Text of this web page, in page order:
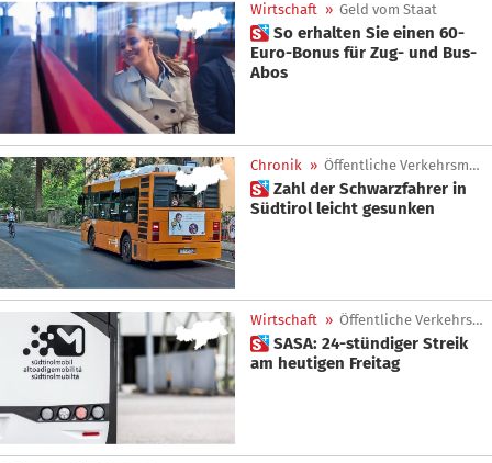
Wirtschaft » Geld vom Staat
 So erhalten Sie einen 60-
Euro-Bonus für Zug- und Bus-
Abos
Chronik » Öffentliche Verkehrsmittel
 Zahl der Schwarzfahrer in
Südtirol leicht gesunken
Wirtschaft » Öffentliche Verkehrsmittel
 SASA: 24-stündiger Streik
am heutigen Freitag